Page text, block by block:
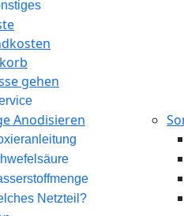
gehen
Anodisieren
Netzteil?